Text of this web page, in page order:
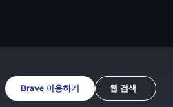
Brave 이용하기